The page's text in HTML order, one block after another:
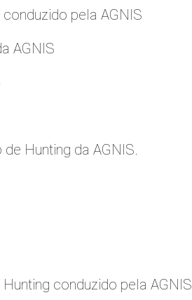
pela AGNIS
AGNIS
Hunting da AGNIS.
conduzido pela AGNIS